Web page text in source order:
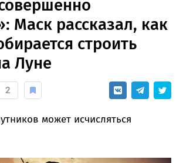
Маск рассказал, как
строить
Луне
2
может исчисляться